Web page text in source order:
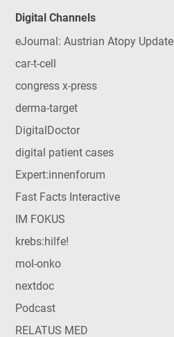
Digital Channels
eJournal: Austrian Atopy Update
car-t-cell
congress x-press
derma-target
DigitalDoctor
digital patient cases
Expert:innenforum
Fast Facts Interactive
IM FOKUS
krebs:hilfe!
mol-onko
nextdoc
Podcast
RELATUS MED